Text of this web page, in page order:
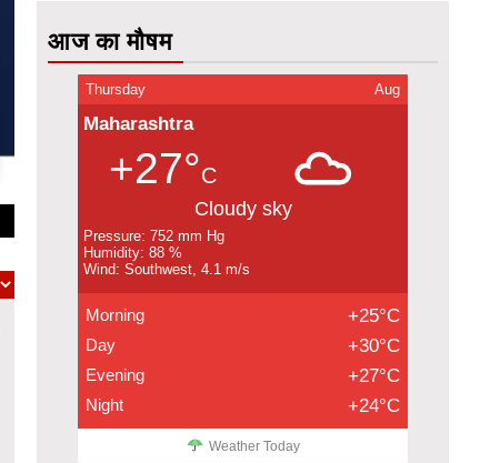
आज का मौषम
Thursday Aug
Maharashtra
+27°C
Cloudy sky
Pressure: 752 mm Hg
Humidity: 88 %
Wind: Southwest, 4.1 m/s
Morning +25°C
Day +30°C
Evening +27°C
Night +24°C
Weather Today